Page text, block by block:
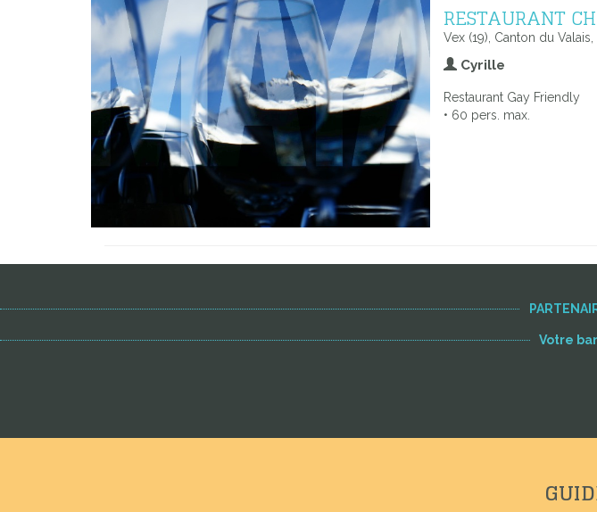
RESTAURANT
Vex (19), Canton du Valais,
Cyrille
Restaurant Gay Friendly
• 60 pers. max.
Votre